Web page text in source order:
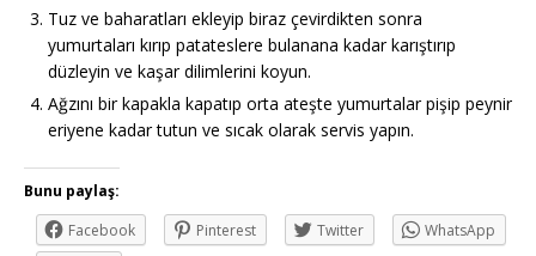
Tuz ve baharatları ekleyip biraz çevirdikten sonra
yumurtaları kırıp patateslere bulanana kadar karıştırıp
düzleyin ve kaşar dilimlerini koyun.
Ağzını bir kapakla kapatıp orta ateşte yumurtalar pişip peynir
eriyene kadar tutun ve sıcak olarak servis yapın.
Bunu paylaş:
Facebook
Pinterest Twitter
WhatsApp